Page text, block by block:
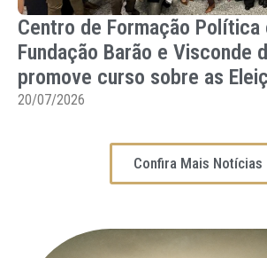
Centro de Formação Política
Fundação Barão e Visconde
promove curso sobre as
20/07/2026
Confira Mais Notícias